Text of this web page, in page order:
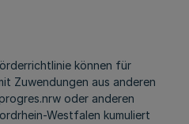
können für
Zuwendungen aus anderen
oder anderen
Westfalen kumuliert